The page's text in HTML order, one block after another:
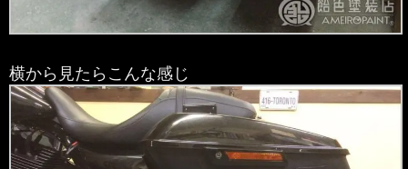
横から見たらこんな感じ